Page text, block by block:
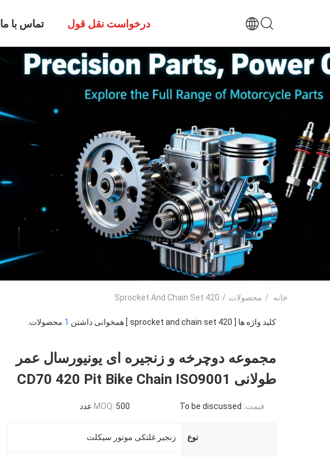
تماس با ما درخواست نقل قول
خانه / محصولات /
420 Sprocket And Chain Set
کلید واژه ها [ 420 sprocket and chain set ] همخوانی داشتن 1 محصولات.
مجموعه دوچرخه و زنجیره ای یونیورسال عمر
طولانی CD70 420 Pit Bike Chain ISO9001
قیمت: To be discussed
MOQ: 500 عدد
نوع زنجیر غلتکی موتور سیکلت